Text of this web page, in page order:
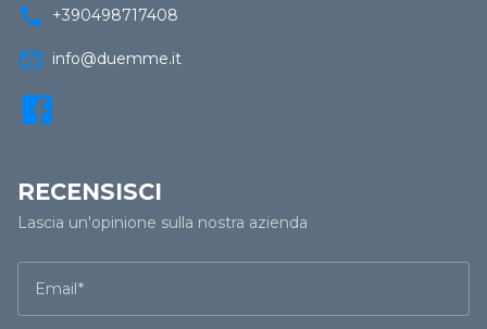
call +390498717408
mail_outline info@duemme.it
RECENSISCI
Lascia un'opinione sulla nostra azienda
Email